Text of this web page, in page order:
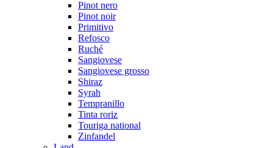
Pinot nero
Pinot noir
Primitivo
Refosco
Ruché
Sangiovese
Sangiovese grosso
Shiraz
Syrah
Tempranillo
Tinta roriz
Touriga national
Zinfandel